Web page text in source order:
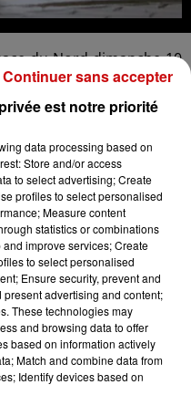
du Nord dimanche 10
nombreux dégâts dans
sapeurs-pompiers ont
142 interventions,
locaux inondés. Aucun
entraîné des
de circulation dans
Betschdorf, Surbourg,
Kutzenhausen, où
a surpris les
le cours d’eau est
1,20 mètre d’eau
plusieurs
jusqu’à 1,50 mètre
est notre priorité
data processing based on
Store and/or access
to select advertising; Create
profiles to select personalised
Measure content
statistics or combinations
improve services; Create
to select personalised
Ensure security, prevent and
advertising and content;
These technologies may
and browsing data to offer
based on information actively
Match and combine data from
Identify devices based on
Continuer sans accepter